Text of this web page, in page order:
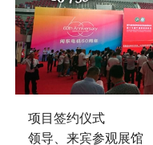
项目签约仪式
领导、来宾参观展馆